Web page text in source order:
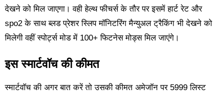
देखने को मिल जाएगा। वही हेल्थ फीचर्स के तौर पर इसमें हार्ट रेट और
spo2 के साथ ब्लड प्रेशर स्लिप मॉनिटरिंग मैन्युअल ट्रैकिंग भी देखने को
मिलेगी वहीं स्पोर्ट्स मोड में 100+ फिटनेस मोड्स मिल जाएंगे।
इस स्मार्टवॉच की कीमत
स्मार्टवॉच की अगर बात करें तो उसकी कीमत अमेजॉन पर 5999 लिस्ट